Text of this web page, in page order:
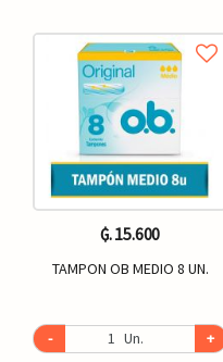
₲. 15.600
TAMPON OB MEDIO 8 UN.
- Un. +